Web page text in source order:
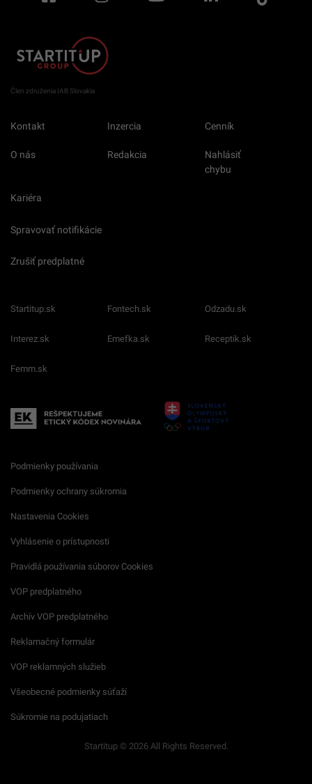
Člen združenia IAB Slovakia
Kontakt Inzercia Cenník
O nás Redakcia
Nahlásiť
chybu
Kariéra
Spravovať notifikácie
Zrušiť predplatné
Startitup.sk Fontech.sk Odzadu.sk
Interez.sk Emefka.sk Receptik.sk
Femm.sk
Podmienky používania
Podmienky ochrany súkromia
Nastavenia Cookies
Vyhlásenie o prístupnosti
Pravidlá používania súborov Cookies
VOP predplatného
Archív VOP predplatného
Reklamačný formulár
VOP reklamných služieb
Všeobecné podmienky súťaží
Súkromie na podujatiach
Startitup © 2026 All Rights Reserved.